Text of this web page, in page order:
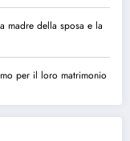
madre della sposa e la
per il loro matrimonio